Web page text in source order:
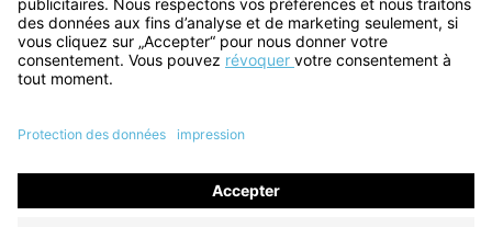
Informations
Aide & Contact